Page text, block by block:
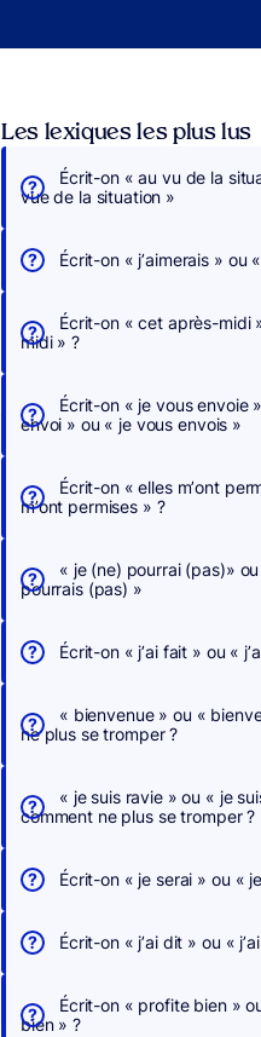
Les lexiques les plus lus
Écrit-on « au vu de la
vue de la situation »
Écrit-on « j’aimerais » ou
Écrit-on « cet après-midi
midi » ?
Écrit-on « je vous envoie
envoi » ou « je vous envois »
Écrit-on « elles m’ont
m’ont permises » ?
« je (ne) pourrai (pas)»
pourrais (pas) »
Écrit-on « j’ai fait » ou «
« bienvenue » ou «
ne plus se tromper ?
« je suis ravie » ou « je
comment ne plus se tromper ?
Écrit-on « je serai » ou «
Écrit-on « j’ai dit » ou «
Écrit-on « profite bien »
bien » ?